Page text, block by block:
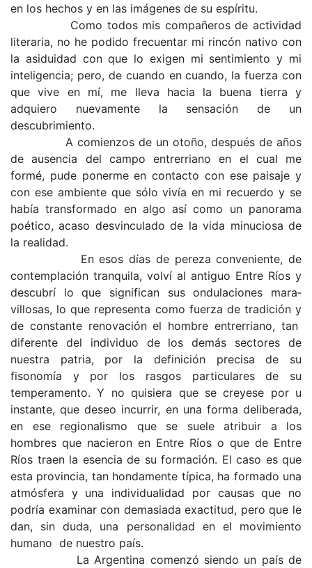
en los hechos y en las imágenes de su espíritu.
Como todos mis compañeros de actividad
lite­raria, no he podido frecuentar mi rincón nativo con
la asiduidad con que lo exigen mi sentimiento y mi
inteligencia; pero, de cuando en cuando, la fuerza con
que vive en mí, me lleva hacia la buena tierra y
adquiero nuevamente la sensación de un
descubrimiento.
A comienzos de un otoño, después de años
de ausencia del campo entrerriano en el cual me
formé, pude ponerme en contacto con ese paisaje y
con ese ambiente que sólo vivía en mi recuerdo y se
había transformado en algo así como un panorama
poético, acaso desvinculado de la vida minuciosa de
la realidad.
En esos días de pereza conveniente, de
contem­plación tranquila, volví al antiguo Entre Ríos y
descubrí lo que significan sus ondulaciones mara­
villosas, lo que representa como fuerza de tradi­ción y
de constante renovación el hombre entrerriano, tan
diferente del individuo de los demás sectores de
nuestra patria, por la definición precisa de su
fisonomía y por los rasgos particulares de su
temperamento. Y no quisiera que se creyese por u
instante, que deseo incurrir, en una forma deliberada,
en ese regionalismo que se suele atri­buir a los
hombres que nacieron en Entre Ríos o que de Entre
Ríos traen la esencia de su formación. El caso es que
esta provincia, tan hondamente típica, ha formado una
atmósfera y una indivi­dualidad por causas que no
podría examinar con demasiada exactitud, pero que le
dan, sin duda, una personalidad en el movimiento
humano de nuestro país.
La Argentina comenzó siendo un país de